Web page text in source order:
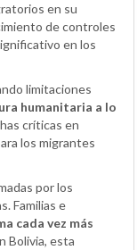
en su
de controles
en los
limitaciones
humanitaria a lo
críticas en
los migrantes
por los
Familias e
cada vez más
Bolivia, esta